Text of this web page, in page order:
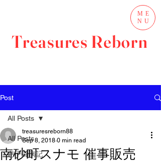
ME
NU
Treasures Reborn
Post
All Posts
息子闘病記
All Posts
南砂町スナモ 催事販売
treasuresreborn88
Sep 8, 2018 0 min read